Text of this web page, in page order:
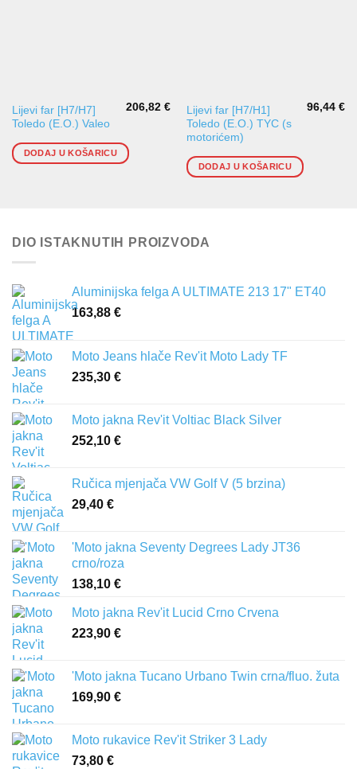
Lijevi far [H7/H7]
Toledo (E.O.) Valeo
206,82€
DODAJ U KOŠARICU
Lijevi far [H7/H1]
Toledo (E.O.) TYC (s
motorićem)
96,44€
DODAJ U KOŠARICU
DIO ISTAKNUTIH PROIZVODA
Aluminijska felga A ULTIMATE 213 17" ET40
163,88 €
Moto Jeans hlače Rev'it Moto Lady TF
235,30 €
Moto jakna Rev'it Voltiac Black Silver
252,10 €
Ručica mjenjača VW Golf V (5 brzina)
29,40 €
'Moto jakna Seventy Degrees Lady JT36
crno/roza
138,10 €
Moto jakna Rev'it Lucid Crno Crvena
223,90 €
'Moto jakna Tucano Urbano Twin crna/fluo. žuta
169,90 €
Moto rukavice Rev'it Striker 3 Lady
73,80 €